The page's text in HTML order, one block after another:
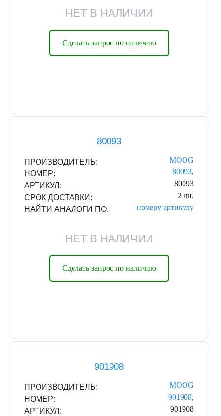
НЕТ В НАЛИЧИИ
Сделать запрос по наличию
80093
ПРОИЗВОДИТЕЛЬ:
MOOG
НОМЕР:
80093,
АРТИКУЛ:
80093
СРОК ДОСТАВКИ:
2 дн.
НАЙТИ АНАЛОГИ ПО:
номеру артикулу
НЕТ В НАЛИЧИИ
Сделать запрос по наличию
901908
ПРОИЗВОДИТЕЛЬ:
MOOG
НОМЕР:
901908,
АРТИКУЛ:
901908